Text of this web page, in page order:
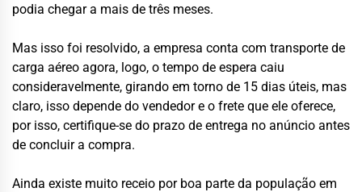
podia chegar a mais de três meses.
Mas isso foi resolvido, a empresa conta com transporte de
carga aéreo agora, logo, o tempo de espera caiu
consideravelmente, girando em torno de 15 dias úteis, mas
claro, isso depende do vendedor e o frete que ele oferece,
por isso, certifique-se do prazo de entrega no anúncio antes
de concluir a compra.
Ainda existe muito receio por boa parte da população em